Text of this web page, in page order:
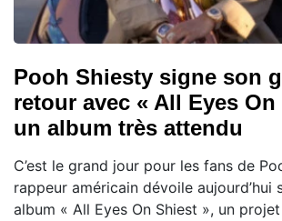
Pooh Shiesty signe son
retour avec « All Eyes On
un album très attendu
C’est le grand jour pour les fans de
rappeur américain dévoile aujourd’hui
album « All Eyes On Shiest », un